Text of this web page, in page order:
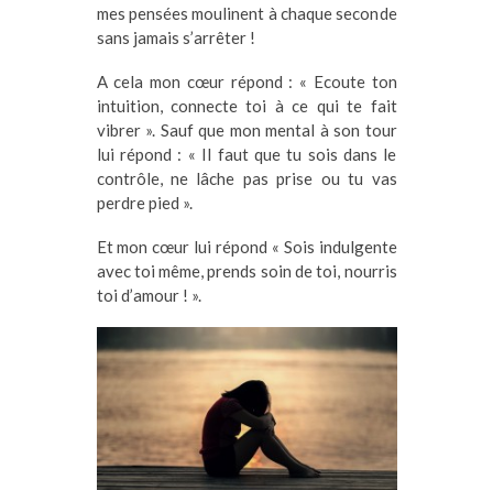
mes pensées moulinent à chaque seconde
sans jamais s’arrêter !
A cela mon cœur répond : « Ecoute ton
intuition, connecte toi à ce qui te fait
vibrer ». Sauf que mon mental à son tour
lui répond : « Il faut que tu sois dans le
contrôle, ne lâche pas prise ou tu vas
perdre pied ».
Et mon cœur lui répond « Sois indulgente
avec toi même, prends soin de toi, nourris
toi d’amour ! ».